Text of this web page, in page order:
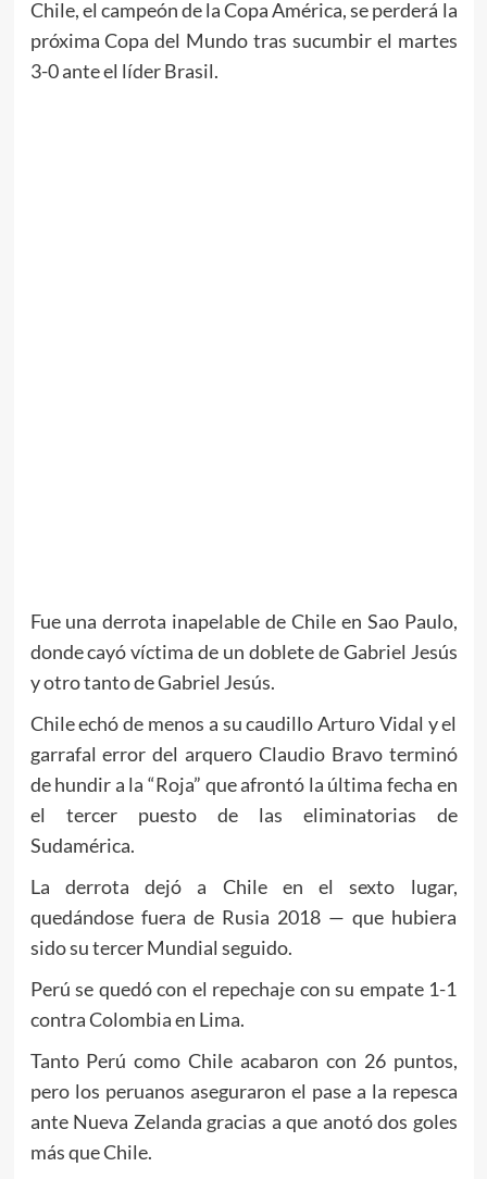
Chile, el campeón de la Copa América, se perderá la
próxima Copa del Mundo tras sucumbir el martes
3-0 ante el líder Brasil.
Fue una derrota inapelable de Chile en Sao Paulo,
donde cayó víctima de un doblete de Gabriel Jesús
y otro tanto de Gabriel Jesús.
Chile echó de menos a su caudillo Arturo Vidal y el
garrafal error del arquero Claudio Bravo terminó
de hundir a la “Roja” que afrontó la última fecha en
el tercer puesto de las eliminatorias de
Sudamérica.
La derrota dejó a Chile en el sexto lugar,
quedándose fuera de Rusia 2018 — que hubiera
sido su tercer Mundial seguido.
Perú se quedó con el repechaje con su empate 1-1
contra Colombia en Lima.
Tanto Perú como Chile acabaron con 26 puntos,
pero los peruanos aseguraron el pase a la repesca
ante Nueva Zelanda gracias a que anotó dos goles
más que Chile.